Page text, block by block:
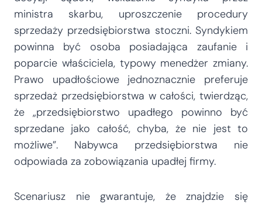
ministra skarbu, uproszczenie procedury
sprzedaży przedsiębiorstwa stoczni. Syndykiem
powinna być osoba posiadająca zaufanie i
poparcie właściciela, typowy menedżer zmiany.
Prawo upadłościowe jednoznacznie preferuje
sprzedaż przedsiębiorstwa w całości, twierdząc,
że „przedsiębiorstwo upadłego powinno być
sprzedane jako całość, chyba, że nie jest to
możliwe”. Nabywca przedsiębiorstwa nie
odpowiada za zobowiązania upadłej firmy.
Scenariusz nie gwarantuje, że znajdzie się